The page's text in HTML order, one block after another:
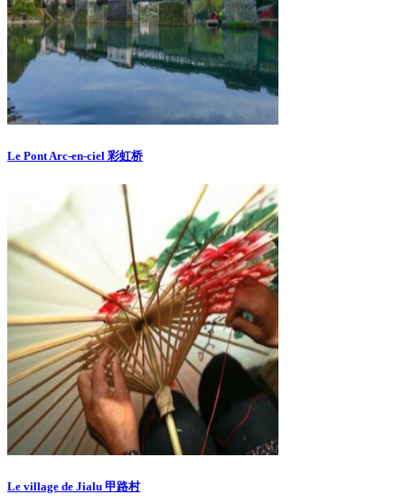
Le Pont Arc-en-ciel 彩虹桥
Le village de Jialu 甲路村